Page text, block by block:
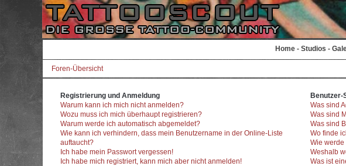
Home - Studios -
Foren-Übersicht
Registrierung und Anmeldung
Warum kann ich mich nicht anmelden?
Wozu muss ich mich überhaupt registrieren?
Warum werde ich automatisch abgemeldet?
Wie kann ich verhindern, dass mein Benutzername in der Online-Liste
auftaucht?
Ich habe mein Passwort vergessen!
Ich habe mich registriert, kann mich aber nicht anmelden!
Benutzer-
Was sind
Was sind
Was sind
Wo finde
Wie
Weshalb
Was ist